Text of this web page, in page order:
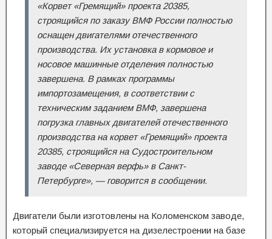
«Корвет «Гремящий» проекта 20385,
строящийся по заказу ВМФ России полностью
оснащен двигателями отечественного
производства. Их установка в кормовое и
носовое машинные отделения полностью
завершена. В рамках программы
импортозамещения, в соответствии с
техническим заданием ВМФ, завершена
погрузка главных двигателей отечественного
производства на корвет «Гремящий» проекта
20385, строящийся на Судостроительном
заводе «Северная верфь» в Санкт-
Петербурге», — говорится в сообщении.
Двигатели были изготовлены на Коломенском заводе,
который специализируется на дизелестроении на базе